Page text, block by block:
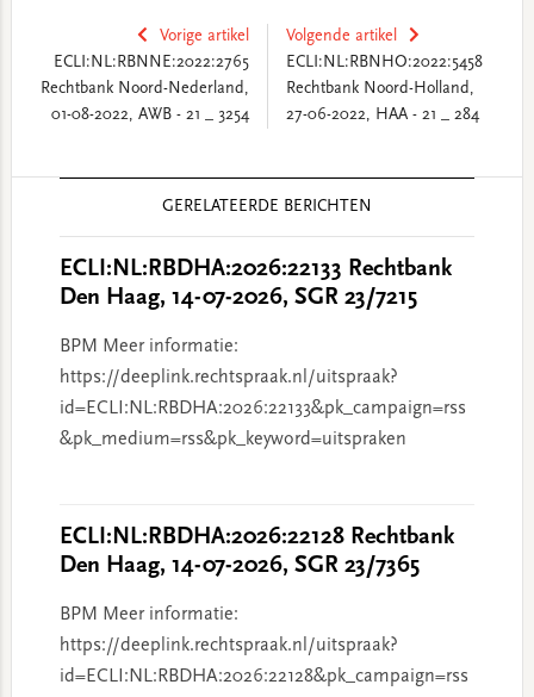
Vorige artikel
ECLI:NL:RBNNE:2022:2765
Rechtbank Noord-Nederland,
01-08-2022, AWB - 21 _ 3254
Volgende artikel
ECLI:NL:RBNHO:2022:5458
Rechtbank Noord-Holland,
27-06-2022, HAA - 21 _ 284
GERELATEERDE BERICHTEN
ECLI:NL:RBDHA:2026:22133 Rechtbank
Den Haag, 14-07-2026, SGR 23/7215
BPM Meer informatie:
https://deeplink.rechtspraak.nl/uitspraak?
id=ECLI:NL:RBDHA:2026:22133&pk_campaign=rss
&pk_medium=rss&pk_keyword=uitspraken
ECLI:NL:RBDHA:2026:22128 Rechtbank
Den Haag, 14-07-2026, SGR 23/7365
BPM Meer informatie:
https://deeplink.rechtspraak.nl/uitspraak?
id=ECLI:NL:RBDHA:2026:22128&pk_campaign=rss